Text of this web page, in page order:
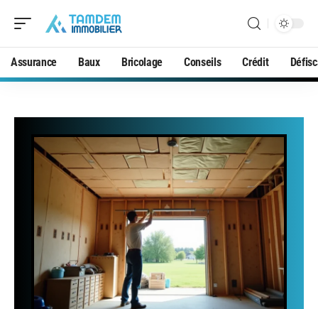
Assurance Baux Bricolage Conseils Crédit